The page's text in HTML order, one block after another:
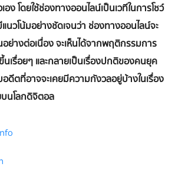
ง โดยใช้ช่องทางออนไลน์เป็นเวทีในการโชว์
แนวโน้มอย่างชัดเจนว่า ช่องทางออนไลน์จะ
ย่างต่อเนื่อง จะเห็นได้จากพฤติกรรมการ
เรื่อยๆ และกลายเป็นเรื่องปกติของคนยุค
อดีตที่อาจจะเคยมีความกังวลอยู่บ้างในเรื่อง
นโลกดิจิตอล